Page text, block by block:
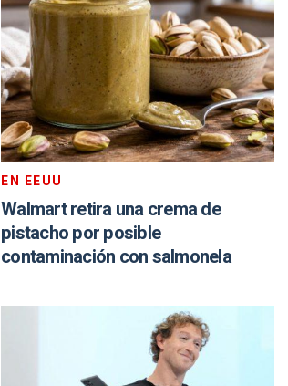
EN EEUU
Walmart retira una crema de
pistacho por posible
contaminación con salmonela